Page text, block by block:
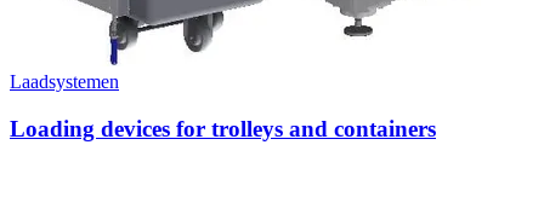
Laadsystemen
Loading devices for trolleys and containers